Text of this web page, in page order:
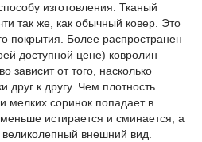
изготовления. Тканый
так же, как обычный ковер. Это
покрытия. Более распространен
доступной цене) ковролин
зависит от того, насколько
друг к другу. Чем плотность
соринок попадает в
истирается и сминается, а
внешний вид.